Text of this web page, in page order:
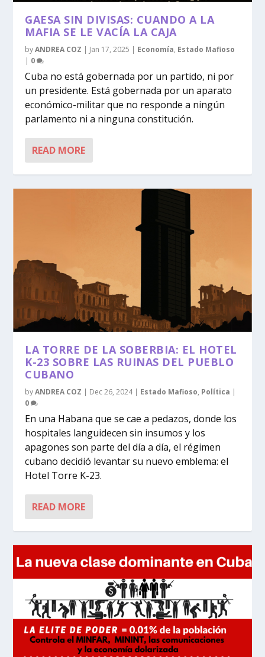
GAESA SIN DIVISAS: CUANDO A LA
MAFIA SE LE VACÍA LA CAJA
byANDREA COZ | Jan 17, 2025 | Economía, Estado Mafioso
| 0
Cuba no está gobernada por un partido, ni por
un presidente. Está gobernada por un aparato
económico-militar que no responde a ningún
parlamento ni a ninguna constitución.
READ MORE
LA TORRE DE LA SOBERBIA: EL HOTEL
K-23 SOBRE LAS RUINAS DEL PUEBLO
CUBANO
byANDREA COZ | Dec 26, 2024| Estado Mafioso, Política |
0
En una Habana que se cae a pedazos, donde los
hospitales languidecen sin insumos y los
apagones son parte del día a día, el régimen
cubano decidió levantar su nuevo emblema: el
Hotel Torre K-23.
READ MORE